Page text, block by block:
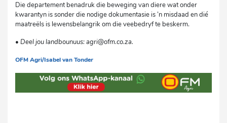
Die departement benadruk die beweging van diere wat onder
kwarantyn is sonder die nodige dokumentasie is ’n misdaad en dié
maatreëls is lewensbelangrik om die veebedryf te beskerm.
• Deel jou landbounuus: agri@ofm.co.za.
OFM Agri/Isabel van Tonder